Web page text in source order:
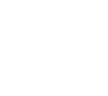
Venner, Børn